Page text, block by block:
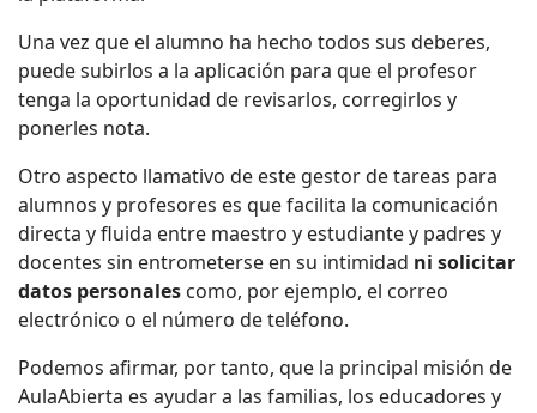
Una vez que el alumno ha hecho todos sus deberes,
puede subirlos a la aplicación para que el profesor
tenga la oportunidad de revisarlos, corregirlos y
ponerles nota.
Otro aspecto llamativo de este gestor de tareas para
alumnos y profesores es que facilita la comunicación
directa y fluida entre maestro y estudiante y padres y
docentes sin entrometerse en su intimidad ni solicitar
datos personales como, por ejemplo, el correo
electrónico o el número de teléfono.
Podemos afirmar, por tanto, que la principal misión de
AulaAbierta es ayudar a las familias, los educadores y